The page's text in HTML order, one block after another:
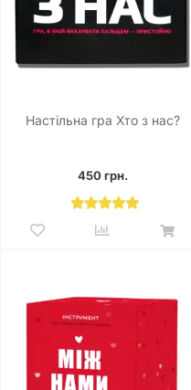
Настільна гра Хто з нас?
450 грн.